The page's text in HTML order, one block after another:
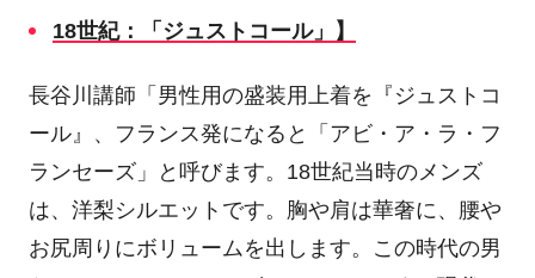
18世紀：「ジュストコール」】
長谷川講師「男性用の盛装用上着を『ジュストコ
ール』、フランス発になると「アビ・ア・ラ・フ
ランセーズ」と呼びます。 18世紀当時のメンズ
は、洋梨シルエットです。胸や肩は華奢に、腰や
お尻周りにボリュームを出します。この時代の男